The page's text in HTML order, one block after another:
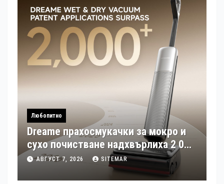
Любопитно
Dreame прахосмукачки за мокро и
сухо почистване надхвърлиха 2 000
патентни заявки в световен мащаб
АВГУСТ 7, 2026 SITEMAR